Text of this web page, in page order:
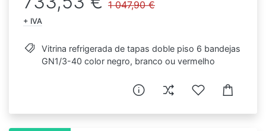
1 047,90 €
+ IVA
Vitrina refrigerada de tapas doble piso 6 bandejas
GN1/3-40 color negro, branco ou vermelho